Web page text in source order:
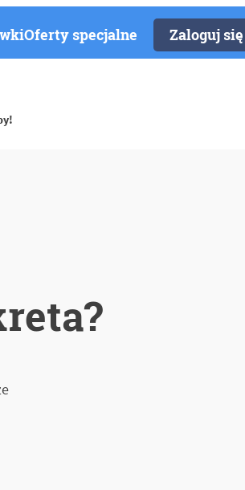
Oferty specjalne Zaloguj się